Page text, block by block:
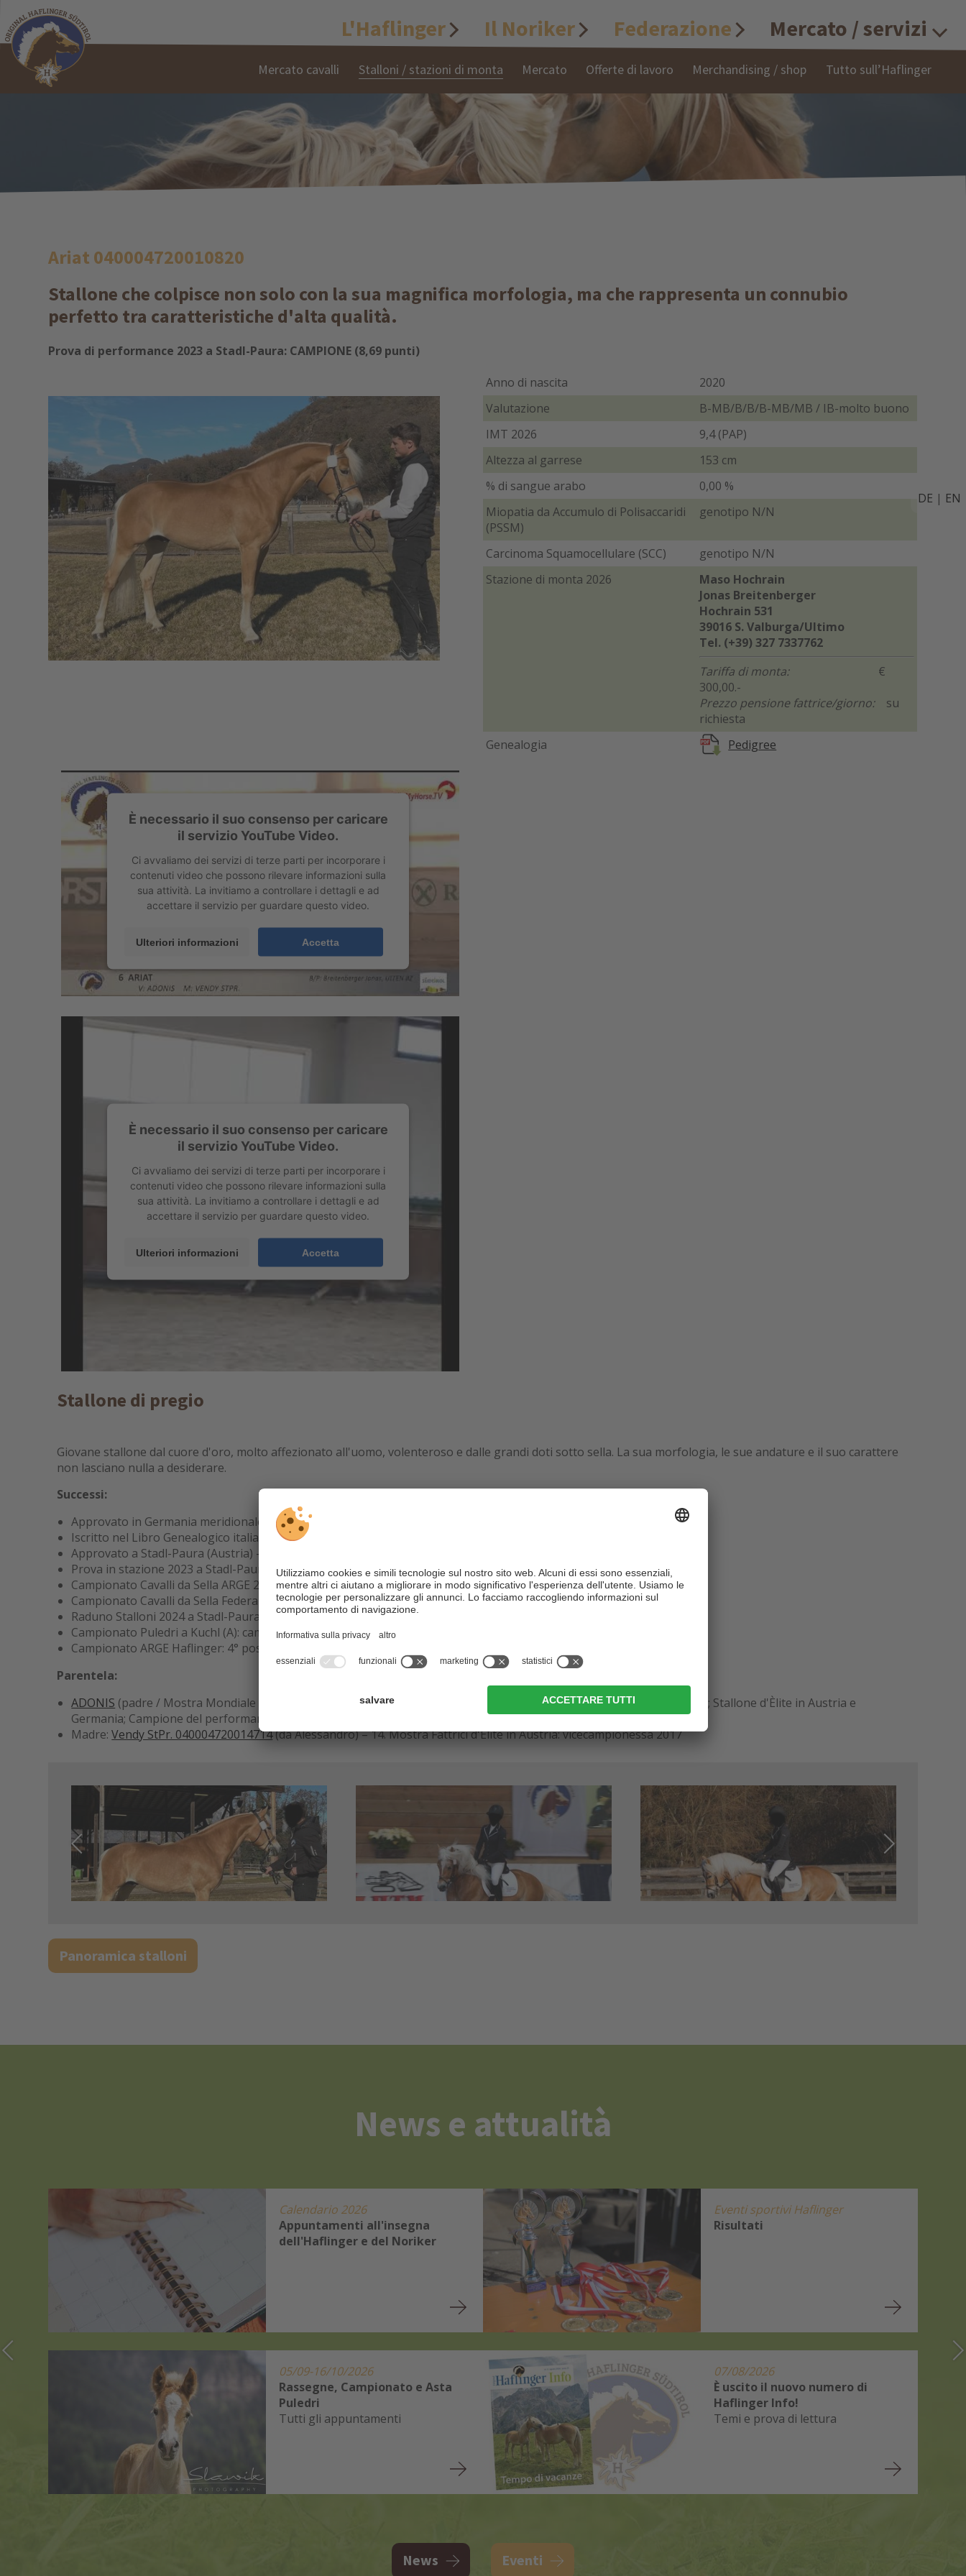
L'Haflinger Il Noriker Federazione Mercato / servizi
Mercato cavalli Stalloni / stazioni di monta Mercato Offerte di lavoro Merchandising / shop Tutto sull’Haflinger
DE | EN
Ariat 040004720010820
Stallone che colpisce non solo con la sua magnifica morfologia, ma che rappresenta un connubio
perfetto tra caratteristiche d'alta qualità.
Prova di performance 2023 a Stadl-Paura: CAMPIONE (8,69 punti)
Anno di nascita
2020
Valutazione
B-MB/B/B/B-MB/MB / IB-molto buono
IMT 2026
9,4 (PAP)
Altezza al garrese
153 cm
% di sangue arabo
0,00 %
Miopatia da Accumulo di Polisaccaridi
(PSSM)
genotipo N/N
Carcinoma Squamocellulare (SCC)
genotipo N/N
Stazione di monta 2026
Maso Hochrain
Jonas Breitenberger
Hochrain 531
39016 S. Valburga/Ultimo
Tel. (+39) 327 7337762
Tariffa di monta:€
300,00.-
Prezzo pensione fattrice/giorno:su
richiesta
Genealogia
Pedigree
È necessario il suo consenso per caricare
il servizio YouTube Video.
Ci avvaliamo dei servizi di terze parti per incorporare i
contenuti video che possono rilevare informazioni sulla
sua attività. La invitiamo a controllare i dettagli e ad
accettare il servizio per guardare questo video.
Ulteriori informazioni Accetta
È necessario il suo consenso per caricare
il servizio YouTube Video.
Ci avvaliamo dei servizi di terze parti per incorporare i
contenuti video che possono rilevare informazioni sulla
sua attività. La invitiamo a controllare i dettagli e ad
accettare il servizio per guardare questo video.
Ulteriori informazioni Accetta
Stallone di pregio
Giovane stallone dal cuore d'oro, molto affezionato all'uomo, volenteroso e dalle grandi doti sotto sella. La sua morfologia, le sue andature e il suo carattere
non lasciano nulla a desiderare.
Successi​:
Approvato in Germania meridionale, riconosciuto in Vestfalia e a Brandeburgo (Anhalt)
Iscritto nel Libro Genealogico italiano con IB-molto buono
Approvato a Stadl-Paura (Austria) – 7,92 (CAMPIONE)
Prova in stazione 2023 a Stadl-Paura (A): campione con 8,69 punti
Campionato Cavalli da Sella ARGE 2024 a Stadl-Paura: campione
Campionato Cavalli da Sella Federale 2024 a Stadl-Paura: vicecampione
Raduno Stalloni 2024 a Stadl-Paura (A): campione cat. Haflinger
Campionato Puledri a Kuchl (A): campione (8,13)
Campionato ARGE Haflinger: 4° posto (8,25)
Parentela:
ADONIS (padre / Mostra Mondiale 2015: vicecampione stalloni giovani; approvato nella Germania meridionale nel 2018; Stallone d'Èlite in Austria e
Germania; Campione del performance test con 8,5; vari successi nel completo, salto ostacoli e dressage)
Madre:Vendy StPr. 040004720014714(da Alessandro) – 14. Mostra Fattrici d'Élite in Austria: vicecampionessa 2017
Panoramica stalloni
News e attualità
Calendario 2026
Appuntamenti all'insegna
dell'Haflinger e del Noriker
Eventi sportivi Haflinger
Risultati
05/09-16/10/2026
Rassegne, Campionato e Asta
Puledri
Tutti gli appuntamenti
07/08/2026
È uscito il nuovo numero di
Haflinger Info!
Temi e prova di lettura
News Eventi